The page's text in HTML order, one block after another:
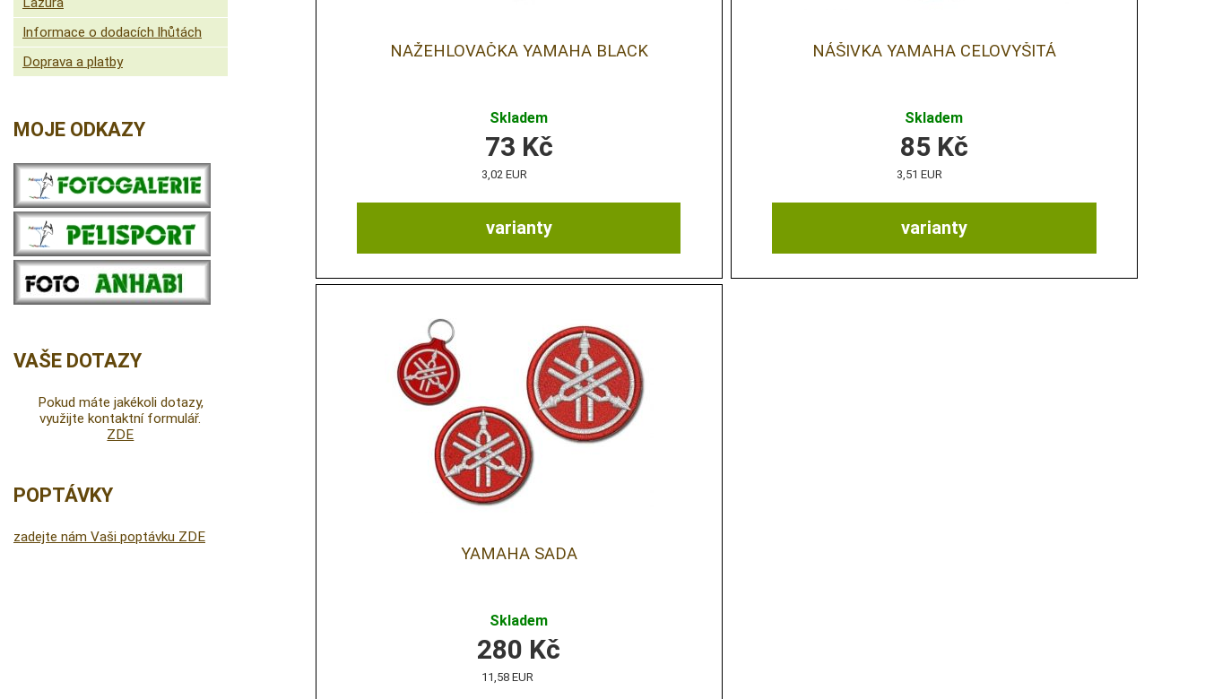
NAŽEHLOVAČKA YAMAHA BLACK
Skladem
varianty
73 Kč
3,02 EUR
NÁŠIVKA YAMAHA CELOVYŠITÁ
Skladem
varianty
85 Kč
3,51 EUR
YAMAHA SADA
Skladem
280 Kč
11,58 EUR
Informace o dodacích lhůtách
Doprava a platby
MOJE ODKAZY
VAŠE DOTAZY
Pokud máte jakékoli dotazy,
využijte kontaktní formulář.
ZDE
POPTÁVKY
zadejte nám Vaši poptávku ZDE